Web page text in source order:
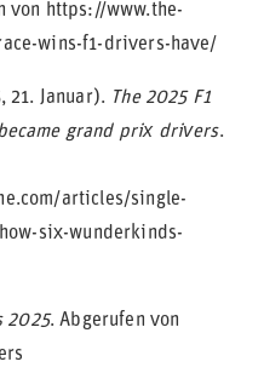
von https://www.the-
wins-f1-drivers-have/
21. Januar). The 2025 F1
grand prix drivers.
articles/single-
six-wunderkinds-
2025. Abgerufen von